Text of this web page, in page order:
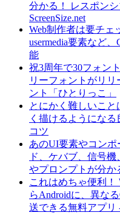
分かる！ レスポン
ScreenSize.net
Web制作者は要チェ
usermedia要素など
能
祝3周年で30フォン
リーフォントがリ
ント「ひとりっこ」
とにかく難しいこ
く描けるようになる
コツ
あのUI要素やコン
ド、ケバブ、信号
やプロンプトが分か
これはめちゃ便利！
らAndroidに、異な
送できる無料アプリ